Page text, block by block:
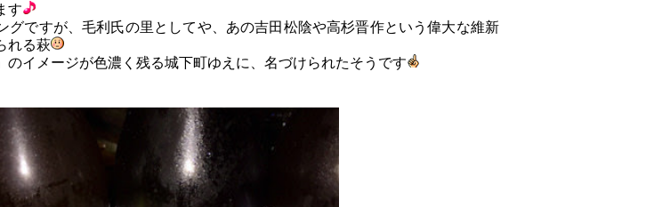
す
グですが、毛利氏の里としてや、あの吉田松陰や高杉晋作という偉大な維新
れる萩
のイメージが色濃く残る城下町ゆえに、名づけられたそうです